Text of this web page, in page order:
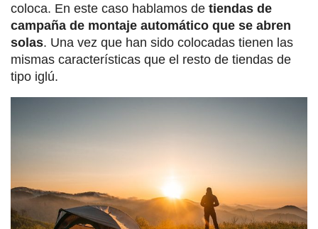
coloca. En este caso hablamos de tiendas de
campaña de montaje automático que se abren
solas. Una vez que han sido colocadas tienen las
mismas características que el resto de tiendas de
tipo iglú.